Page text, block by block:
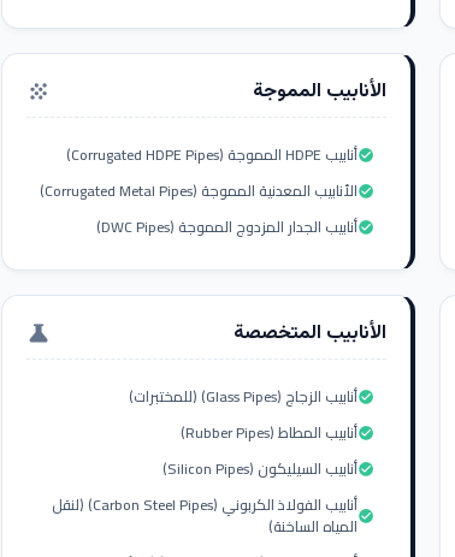
الأنابيب المموجة grain
أنابيب HDPE المموجة (Corrugated HDPE Pipes)check_circle
الأنابيب المعدنية المموجة (Corrugated Metal Pipes)check_circle
أنابيب الجدار المزدوج المموجة (DWC Pipes)check_circle
الأنابيب المتخصصة science
أنابيب الزجاج (Glass Pipes) (للمختبرات)check_circle
أنابيب المطاط (Rubber Pipes)check_circle
أنابيب السيليكون (Silicon Pipes)check_circle
أنابيب الفولاذ الكربوني (Carbon Steel Pipes) (لنقل
المياه الساخنة)check_circle